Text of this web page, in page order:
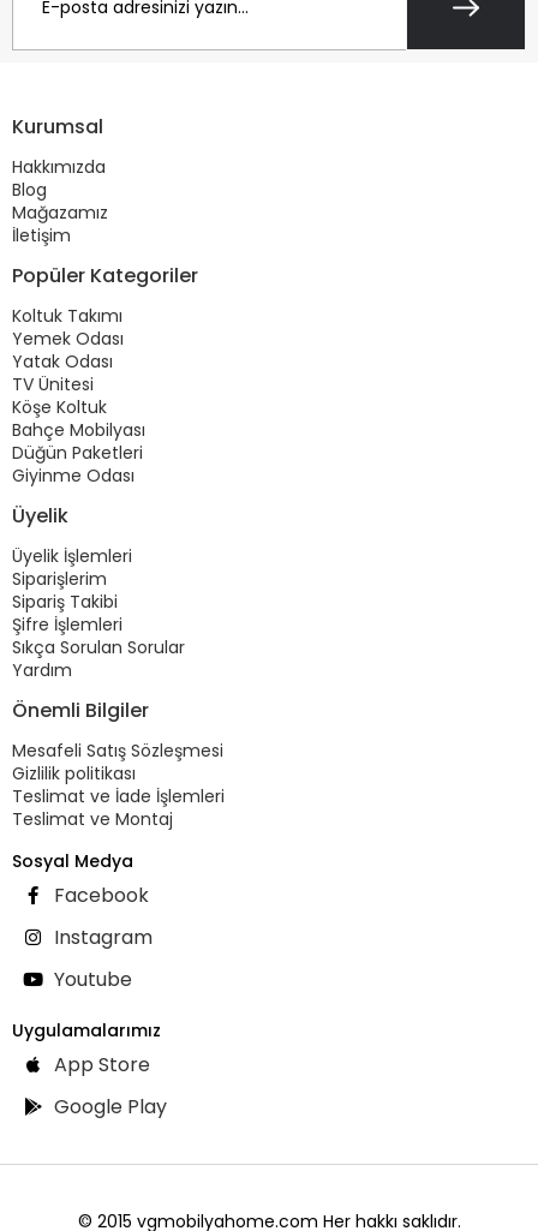
Kurumsal
Hakkımızda
Blog
Mağazamız
İletişim
Popüler Kategoriler
Koltuk Takımı
Yemek Odası
Yatak Odası
TV Ünitesi
Köşe Koltuk
Bahçe Mobilyası
Düğün Paketleri
Giyinme Odası
Üyelik
Üyelik İşlemleri
Siparişlerim
Sipariş Takibi
Şifre İşlemleri
Sıkça Sorulan Sorular
Yardım
Önemli Bilgiler
Mesafeli Satış Sözleşmesi
Gizlilik politikası
Teslimat ve İade İşlemleri
Teslimat ve Montaj
Sosyal Medya
Facebook
Instagram
Youtube
Uygulamalarımız
App Store
Google Play
© 2015 vgmobilyahome.com Her hakkı saklıdır.